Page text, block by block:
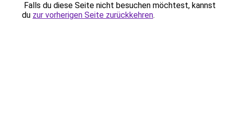
Falls du diese Seite nicht besuchen möchtest, kannst
du zur vorherigen Seite zurückkehren.